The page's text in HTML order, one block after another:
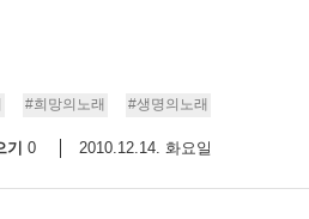
#희망의노래 #생명의노래
기 0 2010.12.14. 화요일